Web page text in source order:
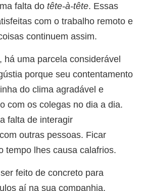
falta do tête-à-tête. Essas
com o trabalho remoto e
continuem assim.
há uma parcela considerável
porque seu contentamento
do clima agradável e
com os colegas no dia a dia.
falta de interagir
outras pessoas. Ficar
tempo lhes causa calafrios.
feito de concreto para
aí na sua companhia,